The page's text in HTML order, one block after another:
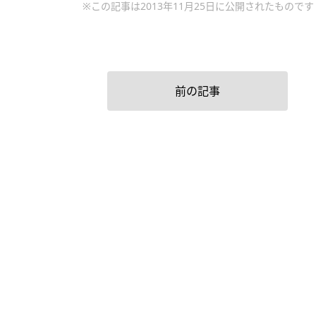
※この記事は2013年11月25日に公開されたものです
前の記事